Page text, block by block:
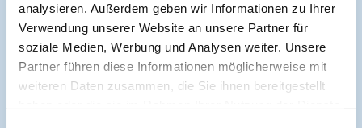
analysieren. Außerdem geben wir Informationen zu Ihrer
Verwendung unserer Website an unsere Partner für
soziale Medien, Werbung und Analysen weiter. Unsere
Partner führen diese Informationen möglicherweise mit
weiteren Daten zusammen, die Sie ihnen bereitgestellt
Neurologie & Psychiatrie Pneumologie
Rheumatologie & Immunologie